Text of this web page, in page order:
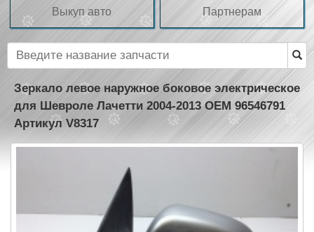
Выкуп авто Партнерам
Зеркало левое наружное боковое электрическое
для Шевроле Лачетти 2004-2013 OEM 96546791
Артикул V8317